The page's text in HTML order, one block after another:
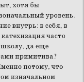
хотя бы
уровень.
внутрь: в себя, в
часто
да еще
примитива?
потому, что
изначальном